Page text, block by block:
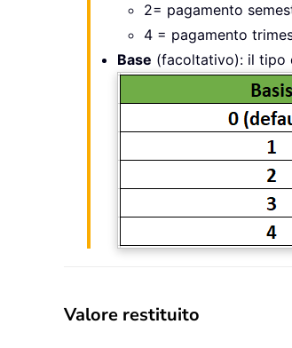
2= pagamento
4 = pagamento
Base (facoltativo): il tipo
Valore restituito